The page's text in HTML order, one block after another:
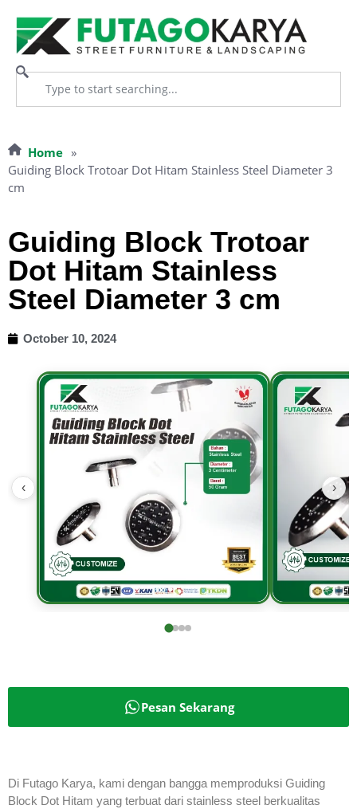
Home »
Guiding Block Trotoar Dot Hitam Stainless Steel Diameter 3
cm
Guiding Block Trotoar
Dot Hitam Stainless
Steel Diameter 3 cm
October 10, 2024
‹ ›
Pesan Sekarang
Di Futago Karya, kami dengan bangga memproduksi Guiding
Block Dot Hitam yang terbuat dari stainless steel berkualitas